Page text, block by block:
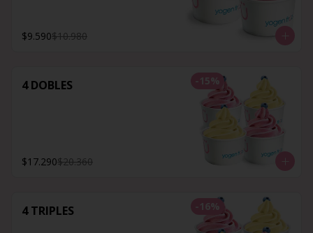
$9.590$10.980
-15%
4 DOBLES
$17.290$20.360
-16%
4 TRIPLES